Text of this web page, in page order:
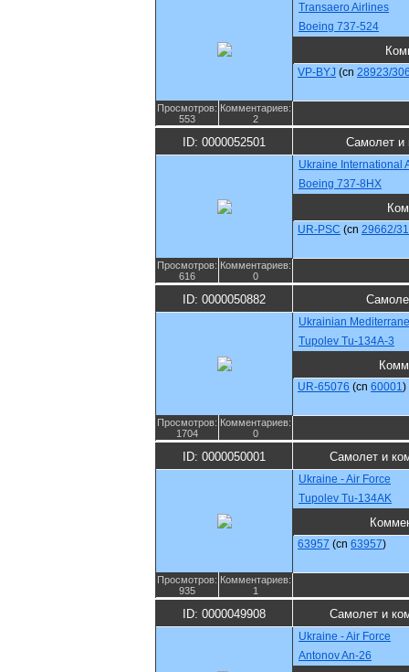
Transaero Airlines
Boeing 737-524
VP-BYJ (cn 28923/
Просмотров:
553
Комментариев:
2
ID: 0000052501 Самолет и
Ukraine International
Boeing 737-8HX
UR-PSC (cn 29662/
Просмотров:
616
Комментариев:
0
ID: 0000050882
Ukrainian
Tupolev Tu-134A-3
UR-65076 (cn 60001)
Просмотров:
1704
Комментариев:
0
ID: 0000050001 Самолет и
Ukraine - Air Force
Tupolev Tu-134AK
63957 (cn 63957)
Просмотров:
935
Комментариев:
1
ID: 0000049908 Самолет и
Ukraine - Air Force
Antonov An-26